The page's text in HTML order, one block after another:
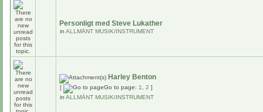
Personligt med Steve Lukather
in ALLMÄNT MUSIK/INSTRUMENT
Harley Benton
[ Go to page: 1 2 ]
in ALLMÄNT MUSIK/INSTRUMENT